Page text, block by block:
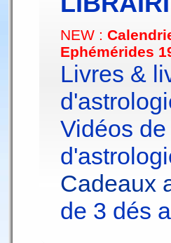
NEW :
Ephémérides
Livres &
Vidéos
Cadeaux
de 3 dés